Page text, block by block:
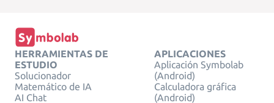
HERRAMIENTAS DE
ESTUDIO
Solucionador
Matemático de IA
AI Chat
APLICACIONES
Aplicación Symbolab
(Android)
Calculadora gráfica
(Android)